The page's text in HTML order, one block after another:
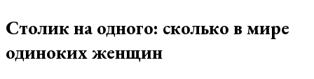
Столик на одного: сколько в мире
одиноких женщин